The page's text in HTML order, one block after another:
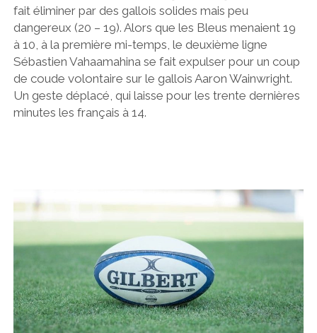
fait éliminer par des gallois solides mais peu
dangereux (20 – 19). Alors que les Bleus menaient 19
à 10, à la première mi-temps, le deuxième ligne
Sébastien Vahaamahina se fait expulser pour un coup
de coude volontaire sur le gallois Aaron Wainwright.
Un geste déplacé, qui laisse pour les trente dernières
minutes les français à 14.